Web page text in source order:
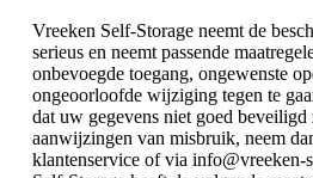
Vreeken Self-Storage neemt de
serieus en neemt passende
onbevoegde toegang, ongewenste
ongeoorloofde wijziging tegen te
dat uw gegevens niet goed
aanwijzingen van misbruik, neem
klantenservice of via info@vreeken-